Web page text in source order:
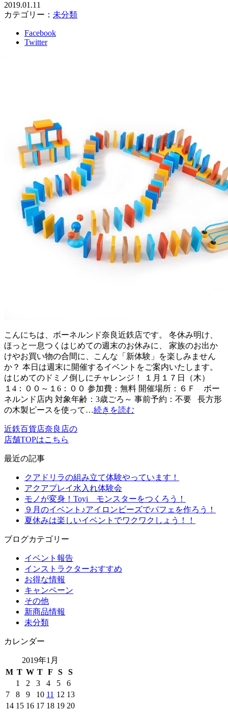
2019.01.11
カテゴリー： 未分類
Facebook
Twitter
こんにちは、ボーネルンド奈良近鉄店です。 冬休み明け、
ほっと一息つくはじめての週末のお休みに、 家族のお出か
けやお買い物の合間に、こんな「新体験」を楽しみません
か？ 本日は週末に開催するイベントをご案内いたします。
はじめてのドミノ倒しにチャレンジ！ １月１７日（木）
１4：００～１6：００ 参加費：無料 開催場所：６Ｆ ボー
ネルンド店内 対象年齢：3歳ごろ～ 事前予約：不要 長方形
の木製ピースを使って…続きを読む
近鉄百貨店奈良店の
店舗TOPはこちら
最近の記事
クアドリラの組み立て体験やっています！
アクアプレイ水入れ体験会
モノが変身！Toyi モンスターをつくろう！
９月のイベント♪アイロンビーズでパフェを作ろう！
夏休みは楽しいイベントでワクワクしょう！！
ブログカテゴリー
イベント報告
インストラクターおすすめ
お得な情報
キャンペーン
その他
新商品情報
未分類
カレンダー
2019年1月
M T W T F S
S
1
2 3 4 5
6
7
8 9 10 11 12 13
14 15 16 17 18 19 20